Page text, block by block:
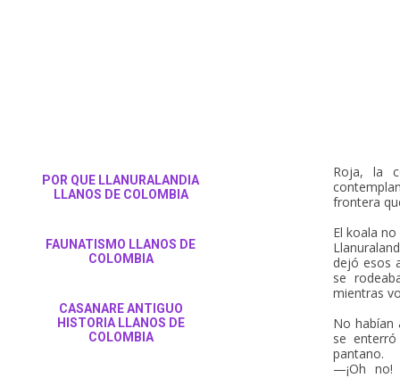
POR QUE LLANURALANDIA
LLANOS DE COLOMBIA
FAUNATISMO LLANOS DE
COLOMBIA
CASANARE ANTIGUO
HISTORIA LLANOS DE
COLOMBIA
Roja, la
frontera
El koala
dejó esos
se
mientras
No habían
se
pantano.
—¡Oh